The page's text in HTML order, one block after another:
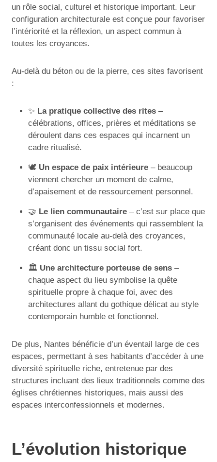
un rôle social, culturel et historique important. Leur
configuration architecturale est conçue pour favoriser
l’intériorité et la réflexion, un aspect commun à
toutes les croyances.
Au-delà du béton ou de la pierre, ces sites favorisent
:
✨ La pratique collective des rites –
célébrations, offices, prières et méditations se
déroulent dans ces espaces qui incarnent un
cadre ritualisé.
🕊️ Un espace de paix intérieure – beaucoup
viennent chercher un moment de calme,
d’apaisement et de ressourcement personnel.
🤝 Le lien communautaire – c’est sur place que
s’organisent des événements qui rassemblent la
communauté locale au-delà des croyances,
créant donc un tissu social fort.
🏛️ Une architecture porteuse de sens –
chaque aspect du lieu symbolise la quête
spirituelle propre à chaque foi, avec des
architectures allant du gothique délicat au style
contemporain humble et fonctionnel.
De plus, Nantes bénéficie d’un éventail large de ces
espaces, permettant à ses habitants d’accéder à une
diversité spirituelle riche, entretenue par des
structures incluant des lieux traditionnels comme des
églises chrétiennes historiques, mais aussi des
espaces interconfessionnels et modernes.
L’évolution historique